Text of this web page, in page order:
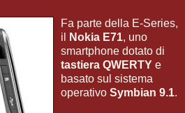
Fa parte della E-Series,
il
Nokia E71, uno
smartphone dotato di
tastiera QWERTY e
basato sul sistema
operativo Symbian 9.1.